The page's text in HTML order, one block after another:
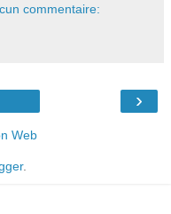
commentaire:
›
Web
.